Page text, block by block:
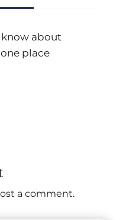
know about
place
a comment.